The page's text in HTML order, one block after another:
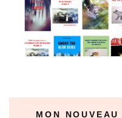
MON